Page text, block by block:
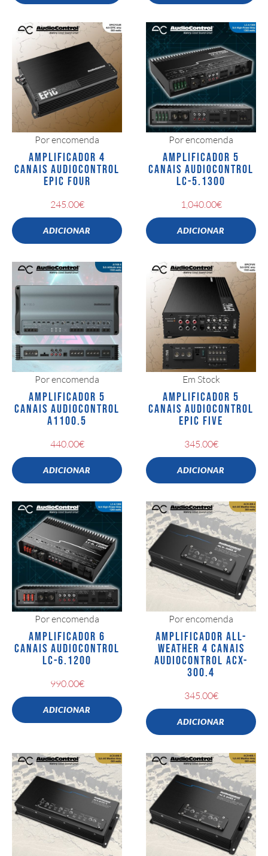
Por encomenda
AMPLIFICADOR 4
CANAIS AUDIOCONTROL
EPIC FOUR
245.00€
ADICIONAR
Por encomenda
AMPLIFICADOR 5
CANAIS AUDIOCONTROL
LC-5.1300
1,040.00€
ADICIONAR
Por encomenda
AMPLIFICADOR 5
CANAIS AUDIOCONTROL
A1100.5
440.00€
ADICIONAR
Em Stock
AMPLIFICADOR 5
CANAIS AUDIOCONTROL
EPIC FIVE
345.00€
ADICIONAR
Por encomenda
AMPLIFICADOR 6
CANAIS AUDIOCONTROL
LC-6.1200
990.00€
ADICIONAR
Por encomenda
AMPLIFICADOR ALL-
WEATHER 4 CANAIS
AUDIOCONTROL ACX-
300.4
345.00€
ADICIONAR